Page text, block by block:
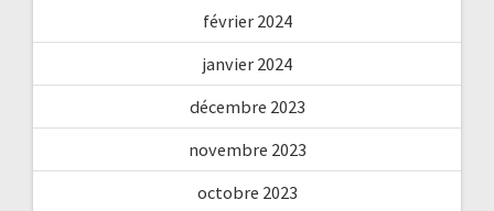
février 2024
janvier 2024
décembre 2023
novembre 2023
octobre 2023